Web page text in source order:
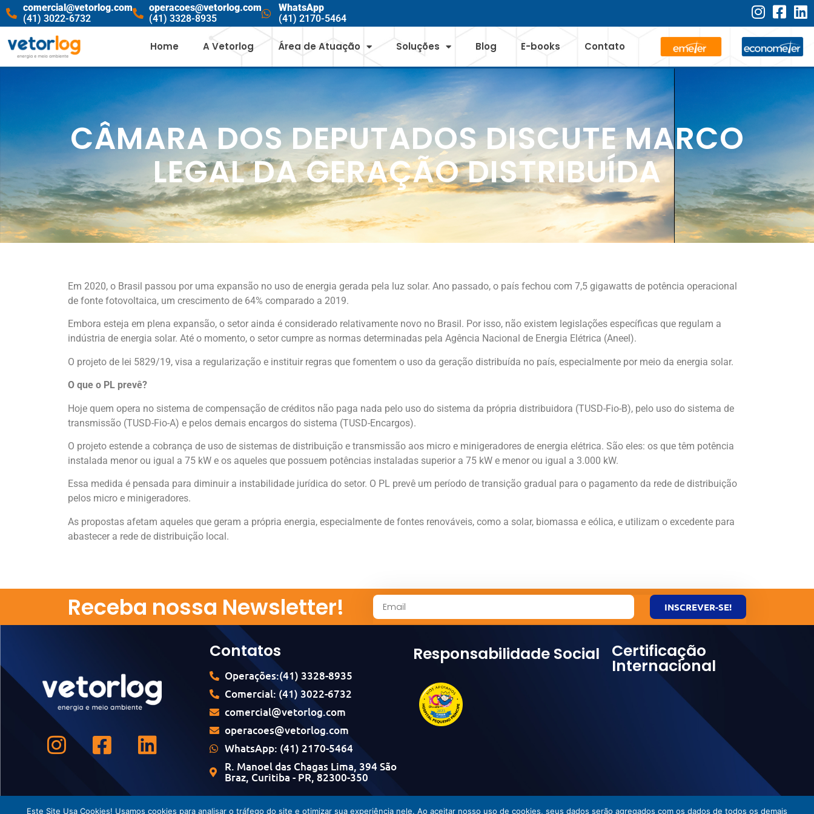
comercial@vetorlog.com
(41) 3022-6732
operacoes@vetorlog.com
(41) 3328-8935
WhatsApp
(41) 2170-5464
Home A Vetorlog Área de Atuação Soluções Blog E-books Contato
CÂMARA DOS DEPUTADOS DISCUTE MARCO
LEGAL DA GERAÇÃO DISTRIBUÍDA
Em 2020, o Brasil passou por uma expansão no uso de energia gerada pela luz solar. Ano passado, o país fechou com 7,5 gigawatts de potência operacional
de fonte fotovoltaica, um crescimento de 64% comparado a 2019.
Embora esteja em plena expansão, o setor ainda é considerado relativamente novo no Brasil. Por isso, não existem legislações específicas que regulam a
indústria de energia solar. Até o momento, o setor cumpre as normas determinadas pela Agência Nacional de Energia Elétrica (Aneel).
O projeto de lei 5829/19, visa a regularização e instituir regras que fomentem o uso da geração distribuída no país, especialmente por meio da energia solar.
O que o PL prevê?
Hoje quem opera no sistema de compensação de créditos não paga nada pelo uso do sistema da própria distribuidora (TUSD-Fio-B), pelo uso do sistema de
transmissão (TUSD-Fio-A) e pelos demais encargos do sistema (TUSD-Encargos).
O projeto estende a cobrança de uso de sistemas de distribuição e transmissão aos micro e minigeradores de energia elétrica. São eles: os que têm potência
instalada menor ou igual a 75 kW e os aqueles que possuem potências instaladas superior a 75 kW e menor ou igual a 3.000 kW.
Essa medida é pensada para diminuir a instabilidade jurídica do setor. O PL prevê um período de transição gradual para o pagamento da rede de distribuição
pelos micro e minigeradores.
As propostas afetam aqueles que geram a própria energia, especialmente de fontes renováveis, como a solar, biomassa e eólica, e utilizam o excedente para
abastecer a rede de distribuição local.
Receba nossa Newsletter! INSCREVER-SE!
Contatos
Operações:(41) 3328-8935
Comercial: (41) 3022-6732
comercial@vetorlog.com
operacoes@vetorlog.com
WhatsApp: (41) 2170-5464
R. Manoel das Chagas Lima, 394 São
Braz, Curitiba - PR, 82300-350
Responsabilidade Social Certificação
Internacional
Vetorlog © Todos os direitos reservados - Desenvolvido por Incom
Este Site Usa Cookies! Usamos cookies para analisar o tráfego do site e otimizar sua experiência nele. Ao aceitar nosso uso de cookies, seus dados serão agregados com os dados de todos os demais